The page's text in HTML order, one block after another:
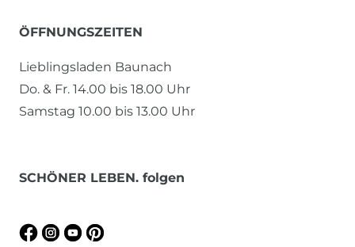
ÖFFNUNGSZEITEN
Lieblingsladen Baunach
Do. & Fr. 14.00 bis 18.00 Uhr
Samstag 10.00 bis 13.00 Uhr
SCHÖNER LEBEN. folgen